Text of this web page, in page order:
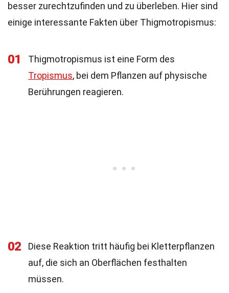
besser zurechtzufinden und zu überleben. Hier sind
einige interessante Fakten über Thigmotropismus:
01
Thigmotropismus ist eine Form des
Tropismus, bei dem Pflanzen auf physische
Berührungen reagieren.
02
Diese Reaktion tritt häufig bei Kletterpflanzen
auf, die sich an Oberflächen festhalten
müssen.